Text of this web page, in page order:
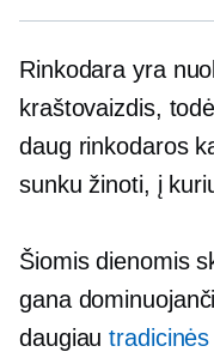
Rinkodara yra
kraštovaizdis,
daug rinkodaros
sunku žinoti, į
Šiomis dienomis
gana
daugiau